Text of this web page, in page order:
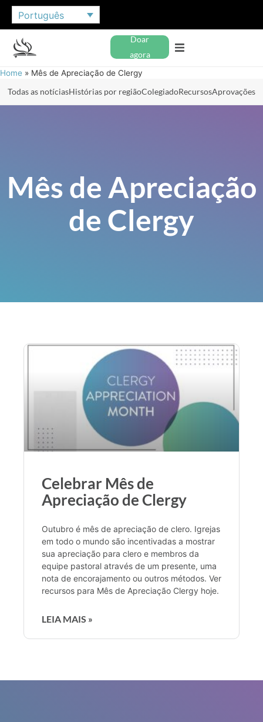
Português
Doar
agora
Home » Mês de Apreciação de Clergy
Todas as notíciasHistórias por regiãoColegiadoRecursosAprovações
Mês de Apreciação
de Clergy
Celebrar Mês de
Apreciação de Clergy
Outubro é mês de apreciação de clero. Igrejas
em todo o mundo são incentivadas a mostrar
sua apreciação para clero e membros da
equipe pastoral através de um presente, uma
nota de encorajamento ou outros métodos. Ver
recursos para Mês de Apreciação Clergy hoje.
LEIA MAIS »